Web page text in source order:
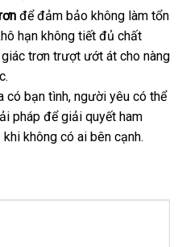
tín
xưởng
để đảm bảo không làm tổn
hạn không tiết đủ chất
trơn trượt ướt át cho nàng
có bạn tìnhshowroom
, người yêu có thể
pháp nhập
hàng
để giải quyết ham
không có ai bên cạnh.